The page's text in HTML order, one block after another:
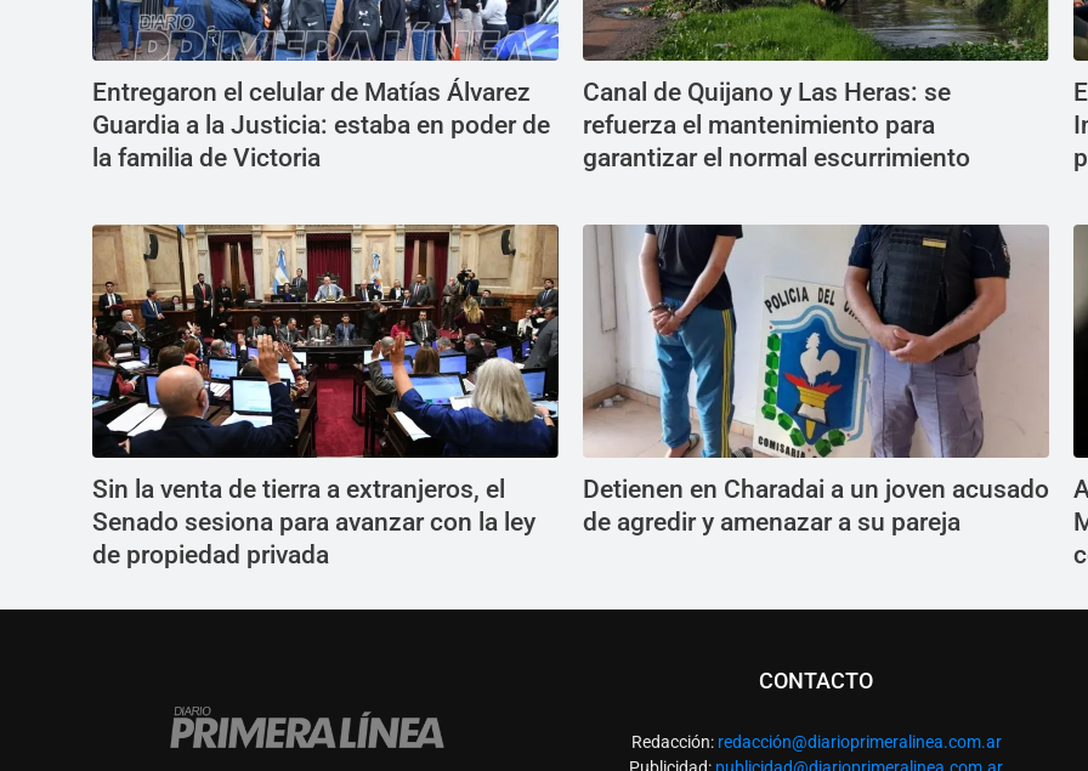
Entregaron el celular de Matías Álvarez
Guardia a la Justicia: estaba en poder de
la familia de Victoria
Canal de Quijano y Las Heras: se
refuerza el mantenimiento para
garantizar el normal escurrimiento
Sin la venta de tierra a extranjeros, el
Senado sesiona para avanzar con la ley
de propiedad privada
Detienen en Charadai a un joven acusado
de agredir y amenazar a su pareja
CONTACTO
Redacción: redacción@diarioprimeralinea.com.ar